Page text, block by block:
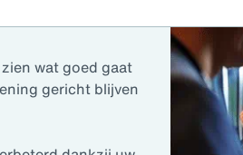
wat goed gaat
gericht blijven